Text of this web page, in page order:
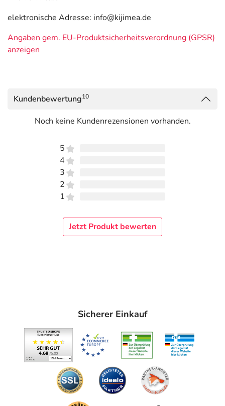
elektronische Adresse: info@kijimea.de
Angaben gem. EU-Produktsicherheitsverordnung (GPSR)
anzeigen
Kundenbewertung10
Noch keine Kundenrezensionen vorhanden.
5
4
3
2
1
Jetzt Produkt bewerten
Sicherer Einkauf